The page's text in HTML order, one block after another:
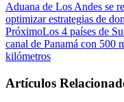
Aduana de Los Andes se
optimizar estrategias de
PróximoLos 4 países de
canal de Panamá con 500
kilómetros
Artículos